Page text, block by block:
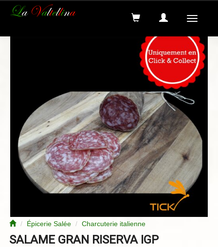
Menus
Épicerie Salée Charcuterie italienne
SALAME GRAN RISERVA IGP